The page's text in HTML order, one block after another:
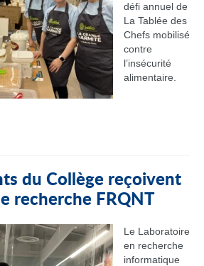
défi annuel de
La Tablée des
Chefs mobilisé
contre
l’insécurité
alimentaire.
du Collège reçoivent
recherche FRQNT
Le Laboratoire
en recherche
informatique